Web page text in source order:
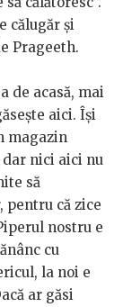
călugăr și
Prageeth.
de acasă, mai
aici. Își
magazin
nici aici nu
să
pentru că zice
nostru e
cu
la noi e
ar găsi